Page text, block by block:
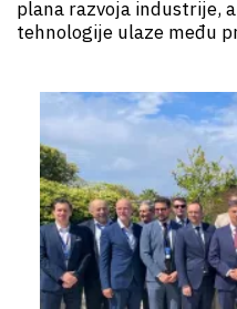
plana razvoja industrije,
tehnologije ulaze među